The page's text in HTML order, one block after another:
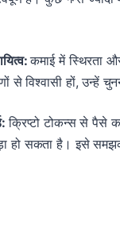
कमाई में स्थिरता
से विश्वासी हों, उन्हें
क्रिप्टो टोकन्स से पैसे
हो सकता है। इसे